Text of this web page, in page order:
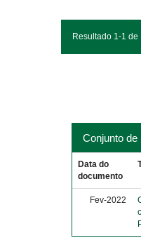
Resultado 1-1 de
Conjunto de
Data do
documento
Fev-2022